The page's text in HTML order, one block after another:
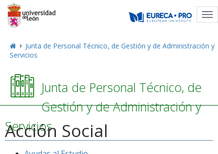
Junta de Personal Técnico, de Gestión y de Administración y
Servicios
Junta de Personal Técnico, de
Gestión y de Administración y
Servicios
Acción Social